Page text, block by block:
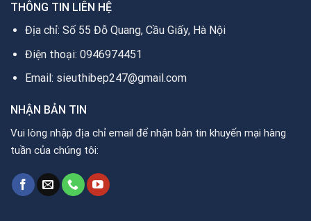
THÔNG TIN LIÊN HỆ
Địa chỉ: Số 55 Đỗ Quang, Cầu Giấy, Hà Nội
Điện thoại: 0946974451
Email: sieuthibep247@gmail.com
NHẬN BẢN TIN
Vui lòng nhập địa chỉ email để nhận bản tin khuyến mại hàng
tuần của chúng tôi: